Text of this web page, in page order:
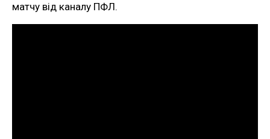
матчу від каналу ПФЛ.